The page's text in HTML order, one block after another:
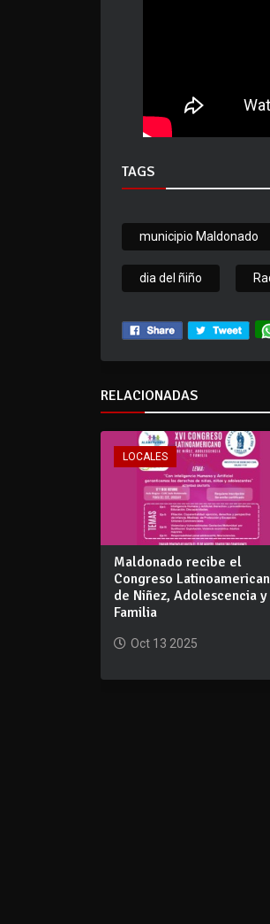
TAGS
municipio Maldonado
dia del ñiño
RELACIONADAS
LOCALES
Maldonado recibe el
Congreso
de Niñez, Adolescencia y
Familia
Oct 13 2025